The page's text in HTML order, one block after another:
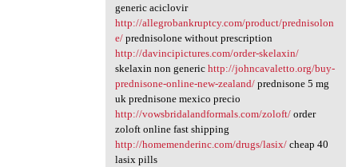
generic aciclovir
http://allegrobankruptcy.com/product/prednisolon
e/prednisolone without prescription
http://davincipictures.com/order-skelaxin/
skelaxin non generic http://johncavaletto.org/buy-
prednisone-online-new-zealand/prednisone 5 mg
uk prednisone mexico precio
http://vowsbridalandformals.com/zoloft/order
zoloft online fast shipping
http://homemenderinc.com/drugs/lasix/cheap 40
lasix pills